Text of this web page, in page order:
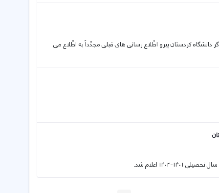
شاهد و ایثارگر دانشگاه کردستان پیرو اطّلاع رسانی های قبلی مجدّداً به اطّلاع می
۱۴۰۲ اعلام شد.